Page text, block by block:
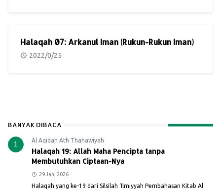
Halaqah 07: Arkanul Iman (Rukun-Rukun Iman)
2022/0/25
BANYAK DIBACA
1 Al Aqidah Ath Thahawiyah
Halaqah 19: Allah Maha Pencipta tanpa
Membutuhkan Ciptaan-Nya
29 Jan, 2026
Halaqah yang ke-19 dari Silsilah ‘Ilmiyyah Pembahasan Kitab Al